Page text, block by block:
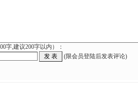
字,建议200字以内）：
(限会员登陆后发表评论)